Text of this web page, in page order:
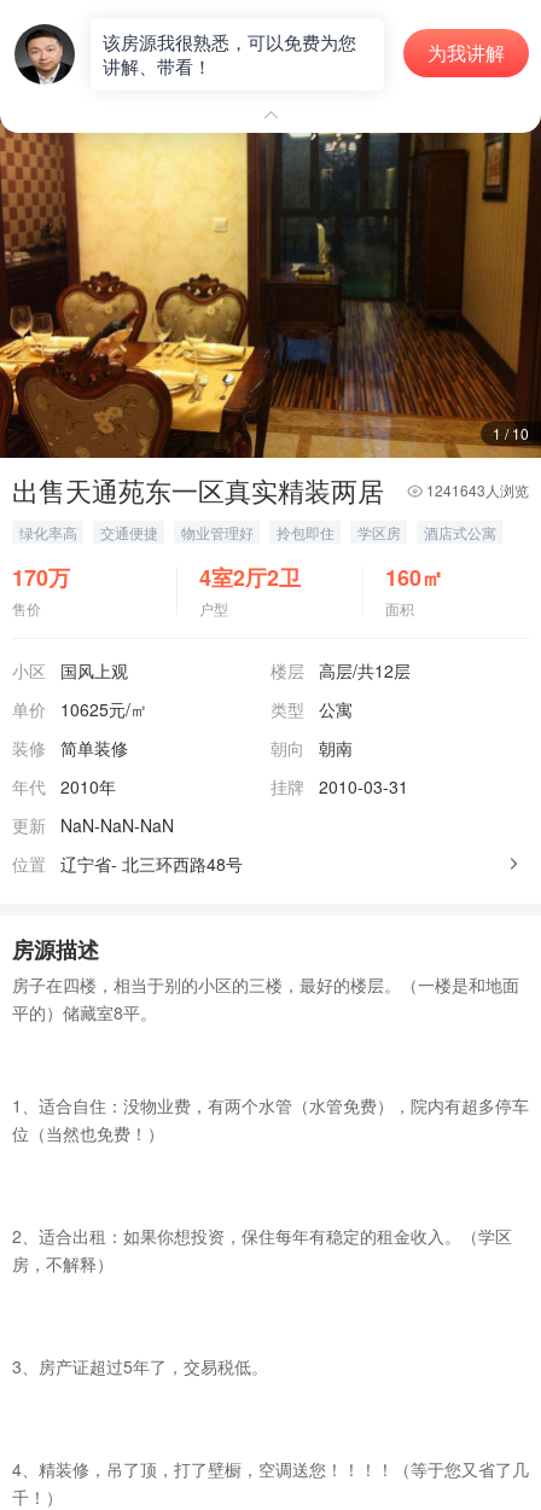
二手房
1 /10
出售天通苑东一区真实精装两居 1241643人浏览
绿化率高 交通便捷 物业管理好 拎包即住 学区房 酒店式公寓
170万
售价
4室2厅2卫
户型
160㎡
面积
小区 国风上观 楼层 高层/共12层
单价
10625元/㎡ 类型
公寓
装修
简单装修 朝向
朝南
年代 2010年 挂牌
2010-03-31
更新
NaN-NaN-NaN
位置
辽宁省- 北三环西路48号
房源描述
房子在四楼，相当于别的小区的三楼，最好的楼层。（一楼是和地面
平的）储藏室8平。
1、适合自住：没物业费，有两个水管（水管免费），院内有超多停车
位（当然也免费！）
2、适合出租：如果你想投资，保住每年有稳定的租金收入。（学区
房，不解释）
3、房产证超过5年了，交易税低。
4、精装修，吊了顶，打了壁橱，空调送您！！！！（等于您又省了几
千！）
该房源我很熟悉，可以免费为您
讲解、带看！
为我讲解